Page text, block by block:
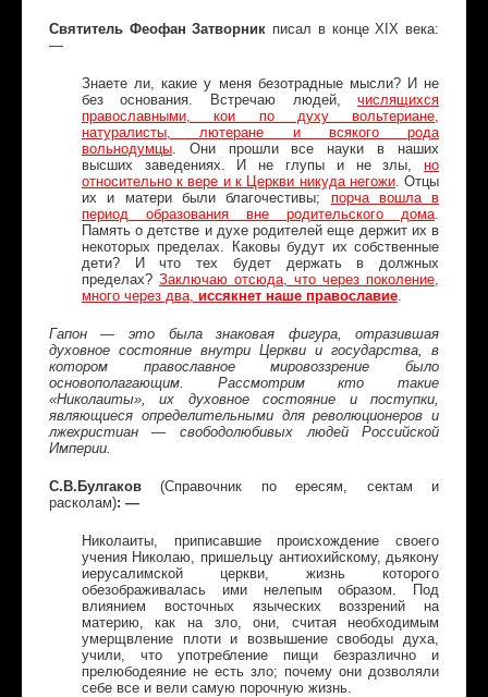
Святитель Феофан Затворник писал в конце ХIХ века:
—
Знаете ли, какие у меня безотрадные мысли? И не
без основания. Встречаю людей,числящихся
православными, кои по духу вольтериане,
натуралисты, лютеране и всякого рода
вольнодумцы. Они прошли все науки в наших
высших заведениях. И не глупы и не злы,но
относительно к вере и к Церкви никуда негожи. Отцы
их и матери были благочестивы; порча вошла в
период образования вне родительского дома.
Память о детстве и духе родителей еще держит их в
некоторых пределах. Каковы будут их собственные
дети? И что тех будет держать в должных
пределах? Заключаю отсюда, что через поколение,
много через два, иссякнет наше православие.
Гапон — это была знаковая фигура, отразившая
духовное состояние внутри Церкви и государства, в
котором православное мировоззрение было
основополагающим. Рассмотрим кто такие
«Николаиты», их духовное состояние и поступки,
являющиеся определительными для революционеров и
лжехристиан — свободолюбивых людей Российской
Империи.
С.В.Булгаков(Справочник по ересям, сектам и
расколам): —
Николаиты, приписавшие происхождение своего
учения Николаю, пришельцу антиохийскому, дьякону
иерусалимской церкви, жизнь которого
обезображивалась ими нелепым образом. Под
влиянием восточных языческих воззрений на
материю, как на зло, они, считая необходимым
умерщвление плоти и возвышение свободы духа,
учили, что употребление пищи безразлично и
прелюбодеяние не есть зло; почему они дозволяли
себе все и вели самую порочную жизнь.